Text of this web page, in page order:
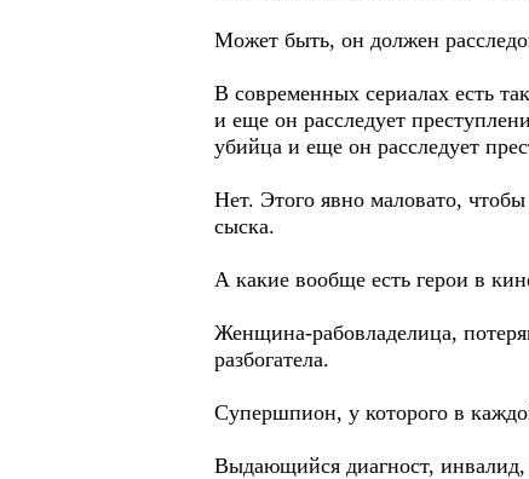
Может быть, он должен
В современных сериалах есть
и еще он расследует
убийца и еще он расследует
Нет. Этого явно маловато,
сыска.
А какие вообще есть герои в
Женщина-рабовладелица,
разбогатела.
Супершпион, у которого в
Выдающийся диагност, инвалид,